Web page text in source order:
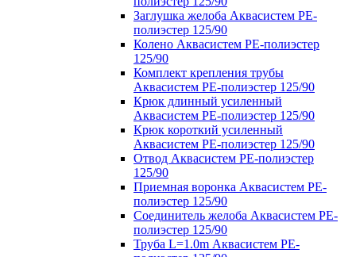
Заглушка желоба Аквасистем PE-
полиэстер 125/90
Колено Аквасистем PE-полиэстер
125/90
Комплект крепления трубы
Аквасистем PE-полиэстер 125/90
Крюк длинный усиленный
Аквасистем PE-полиэстер 125/90
Крюк короткий усиленный
Аквасистем PE-полиэстер 125/90
Отвод Аквасистем РЕ-полиэстер
125/90
Приемная воронка Аквасистем PE-
полиэстер 125/90
Соединитель желоба Аквасистем PE-
полиэстер 125/90
Труба L=1.0m Аквасистем PE-